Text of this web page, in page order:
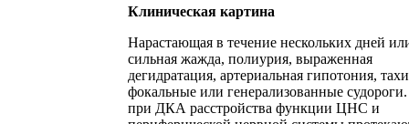
Клиническая картина
Нарастающая в течение нескольких дней
сильная жажда, полиурия, выраженная
дегидратация, артериальная гипотония,
фокальные или генерализованные
при ДКА расстройства функции ЦНС и